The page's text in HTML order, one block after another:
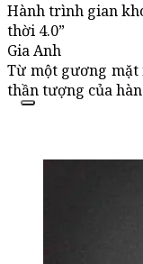
Hành trình gian
thời 4.0”
Gia Anh
Từ một gương mặt
thần tượng của